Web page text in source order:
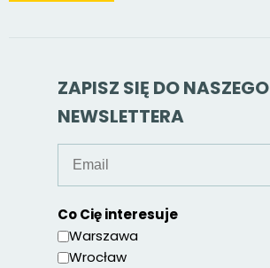
ZAPISZ SIĘ DO NASZEGO
NEWSLETTERA
Co Cię interesuje
Warszawa
Wrocław